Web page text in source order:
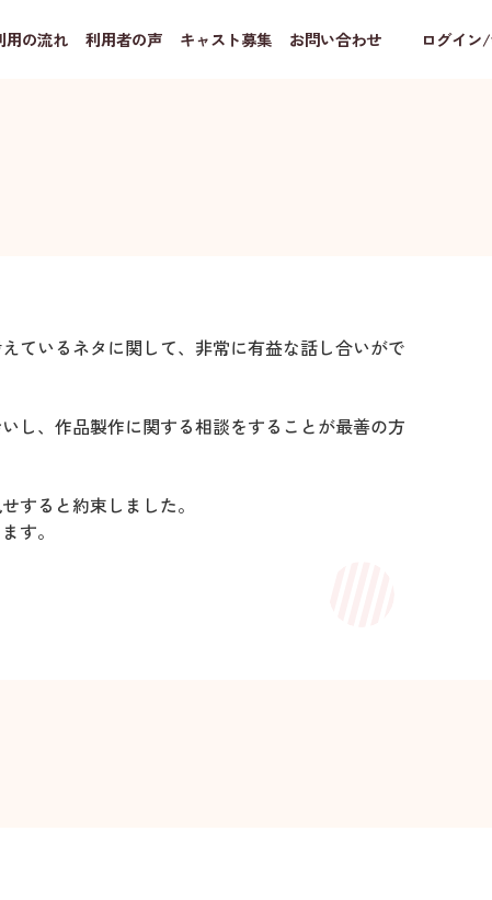
用の流れ 利用者の声 キャスト募集 お問い合わせ ログイン
ているネタに関して、非常に有益な話し合いがで
し、作品製作に関する相談をすることが最善の方
すると約束しました。
す。